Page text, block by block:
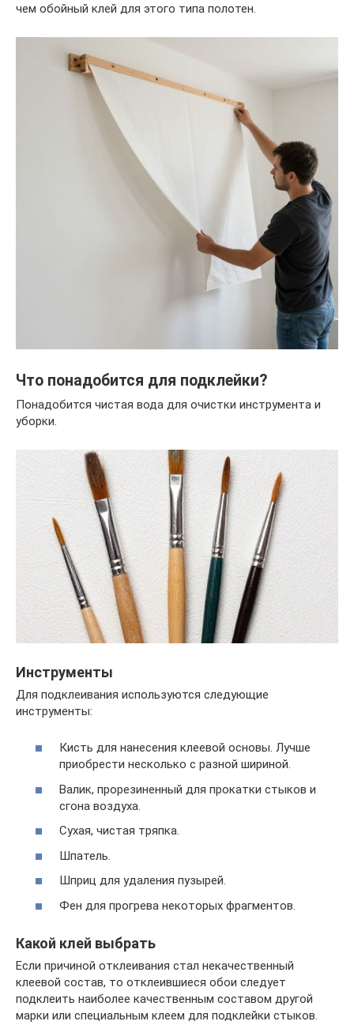
чем обойный клей для этого типа полотен.
Что понадобится для подклейки?
Понадобится чистая вода для очистки инструмента и
уборки.
Инструменты
Для подклеивания используются следующие
инструменты:
Кисть для нанесения клеевой основы. Лучше
приобрести несколько с разной шириной.
Валик, прорезиненный для прокатки стыков и
сгона воздуха.
Сухая, чистая тряпка.
Шпатель.
Шприц для удаления пузырей.
Фен для прогрева некоторых фрагментов.
Какой клей выбрать
Если причиной отклеивания стал некачественный
клеевой состав, то отклеившиеся обои следует
подклеить наиболее качественным составом другой
марки или специальным клеем для подклейки стыков.